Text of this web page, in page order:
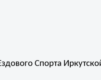
Спорта